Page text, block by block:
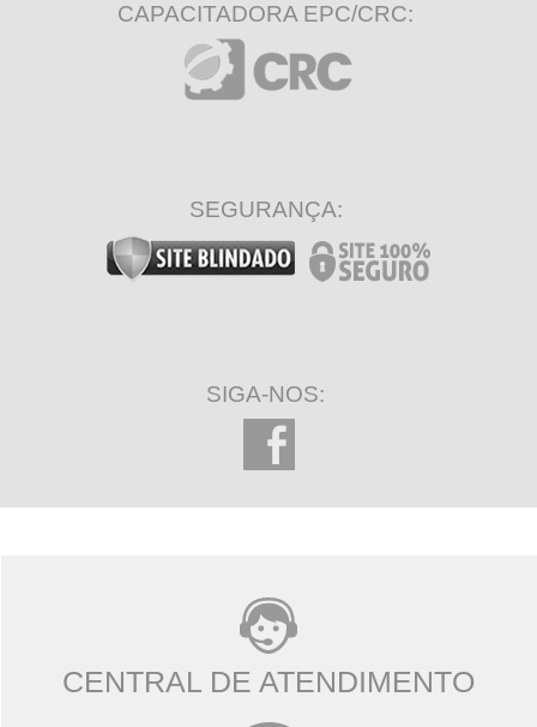
CAPACITADORA EPC/CRC:
SEGURANÇA:
SIGA-NOS:
CENTRAL DE ATENDIMENTO